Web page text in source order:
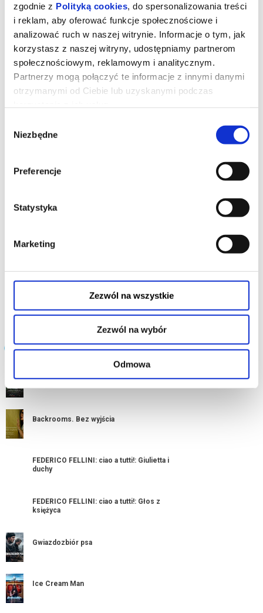
zgodnie z Polityką cookies, do spersonalizowania treści
i reklam, aby oferować funkcje społecznościowe i
analizować ruch w naszej witrynie. Informacje o tym, jak
korzystasz z naszej witryny, udostępniamy partnerom
społecznościowym, reklamowym i analitycznym.
Partnerzy mogą połączyć te informacje z innymi danymi
otrzymanymi od Ciebie lub uzyskanymi podczas
zgody
Niezbędne
Preferencje
Statystyka
Marketing
Zezwól na wszystkie
Zezwól na wybór
Odmowa
BACKROOMS. BEZ WYJŚCIA
BACKROOMS. BEZ WYJŚCIA
08.08.2026
Filmy grane w kinie:
19. FGA: Szepty lasu
Backrooms. Bez wyjścia
FEDERICO FELLINI: ciao a tutti!: Giulietta i
duchy
FEDERICO FELLINI: ciao a tutti!: Głos z
księżyca
Gwiazdozbiór psa
Ice Cream Man